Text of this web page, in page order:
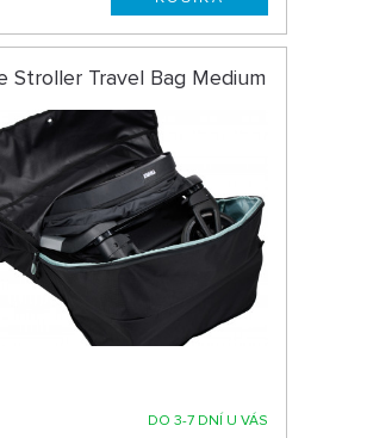
Stroller Travel Bag Medium
DO 3-7 DNÍ U VÁS